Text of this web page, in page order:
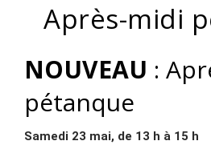
Après-midi
NOUVEAU :
pétanque
Samedi 23 mai, de 13 h à 15 h